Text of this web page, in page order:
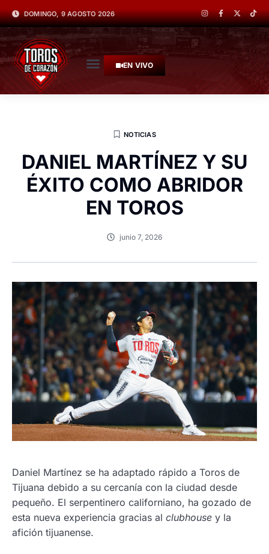
DOMINGO, 9 AGOSTO 2026
EN VIVO
NOTICIAS
DANIEL MARTÍNEZ Y SU
ÉXITO COMO ABRIDOR
EN TOROS
junio 7, 2026
Daniel Martínez se ha adaptado rápido a Toros de
Tijuana debido a su cercanía con la ciudad desde
pequeño. El serpentinero californiano, ha gozado de
esta nueva experiencia gracias al clubhouse y la
afición tijuanense.